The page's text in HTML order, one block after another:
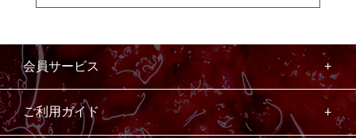
会員サービス
ご利用ガイド